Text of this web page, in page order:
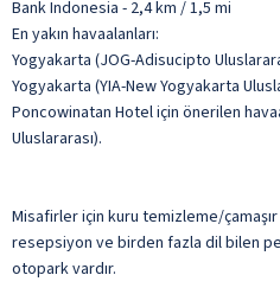
Bank Indonesia - 2,4 km / 1,5 mi
En yakın havaalanları:
Yogyakarta (JOG-Adisucipto
Yogyakarta (YIA-New Yogyakarta
Poncowinatan Hotel için önerilen
Uluslararası).
Misafirler için kuru temizleme/
resepsiyon ve birden fazla dil bilen
otopark vardır.